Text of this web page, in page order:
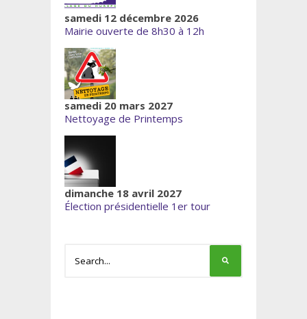
samedi 12 décembre 2026
Mairie ouverte de 8h30 à 12h
samedi 20 mars 2027
Nettoyage de Printemps
dimanche 18 avril 2027
Élection présidentielle 1er tour